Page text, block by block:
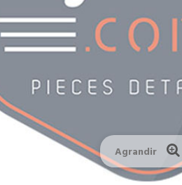
Agrandir